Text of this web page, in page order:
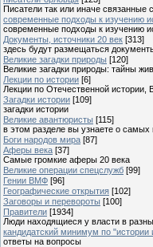
Писатели так или иначе связанные
современные подходы к изучению
современные подходы к изучению
Документы, источники 20 век [313]
здесь будут размещаться
Великие загадки природы [120]
Великие загадки природы: тайны
Лекции по истории [6]
Лекции по Отечественной истории,
Загадки истории [109]
загадки истории
Великие авантюристы [115]
в этом разделе вы узнаете о самых
Боги народов мира [87]
Аферы века [37]
Самые громкие аферы 20 века
Великие операции спецслужб [99]
Гении ВМФ [96]
Географические открытия [102]
Заговоры и перевороты [100]
Правители [1934]
Люди находящиеся у власти в
кандидатский минимум по
ответы на вопросы